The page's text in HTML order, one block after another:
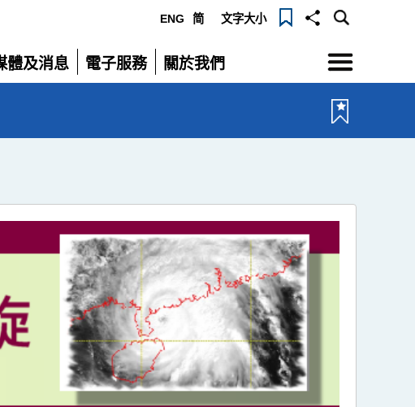
ENG 简 文字大小
體及消息
電子服務
展
關於我們
展
選
單